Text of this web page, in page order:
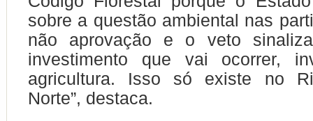
sobre a questão ambiental nas
não aprovação e o veto
investimento que vai ocorrer,
agricultura. Isso só existe no
Norte”, destaca.